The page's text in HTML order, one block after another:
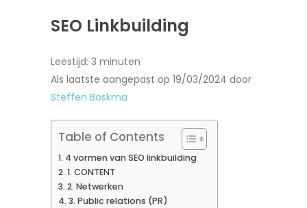
SEO Linkbuilding
Leestijd: 3 minuten
Als laatste aangepast op 19/03/2024 door
Steffen Boskma
Table of Contents
4 vormen van SEO linkbuilding
1. CONTENT
2. Netwerken
3. Public relations (PR)